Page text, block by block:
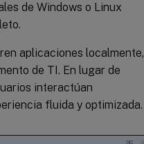
de Windows o Linux
aplicaciones localmente,
de TI. En lugar de
interactúan
fluida y optimizada.